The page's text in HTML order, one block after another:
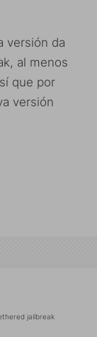
versión da
al menos
que por
versión
jailbreak